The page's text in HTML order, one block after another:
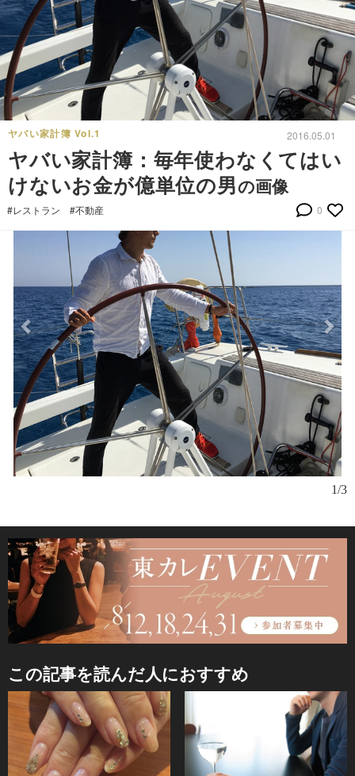
ヤバい家計簿 Vol.1 2016.05.01
ヤバい家計簿：毎年使わなくてはい
けないお金が億単位の男の画像
#レストラン #不動産 0
1/3
この記事を読んだ人におすすめ